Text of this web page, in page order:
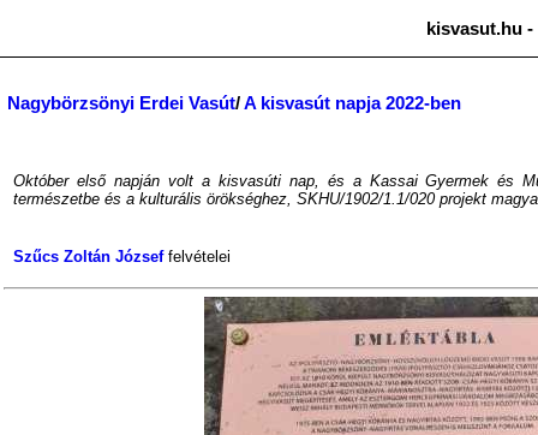
kisvasut.hu -
Nagybörzsönyi Erdei Vasút/A kisvasút napja 2022-ben
Október első napján volt a kisvasúti nap, és a Kassai Gyermek és
természetbe és a kulturális örökséghez, SKHU/1902/1.1/020 projekt
Szűcs Zoltán Józseffelvételei